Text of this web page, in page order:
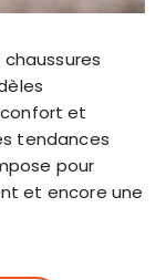
et
tendances
pour
et encore une